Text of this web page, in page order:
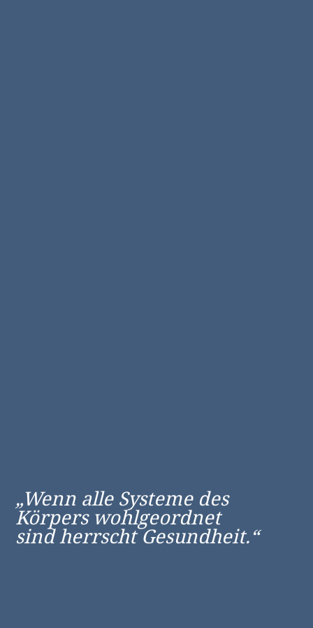
„Wenn alle Systeme des
Körpers wohlgeordnet
sind herrscht Gesundheit.“